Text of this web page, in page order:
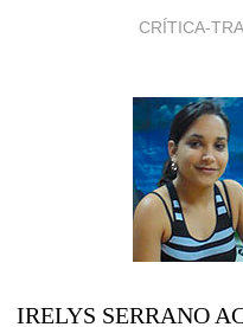
CRÍTICA-
IRELYS SERRANO